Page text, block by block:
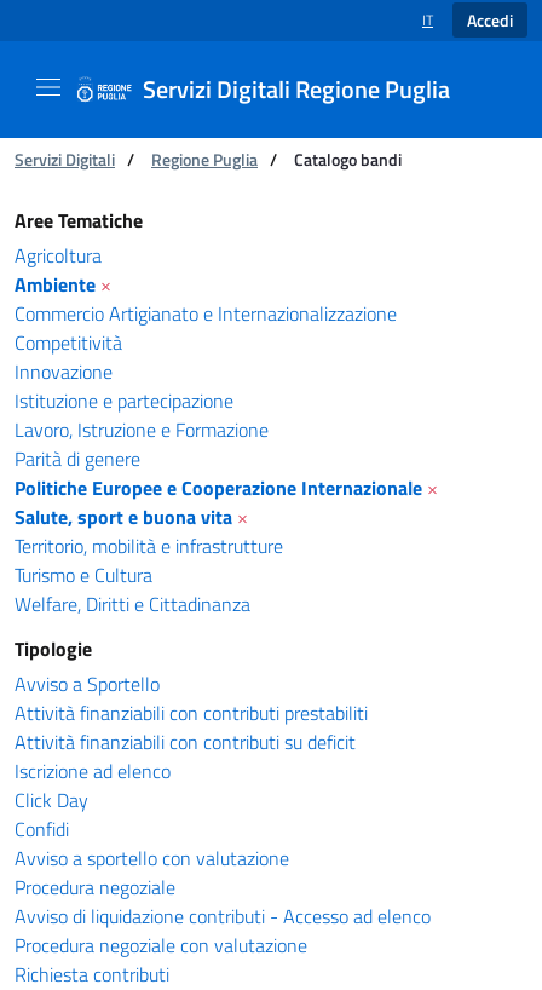
SELEZIONE
IT Accedi
Servizi Digitali Regione Puglia
Ti trovi in:
Servizi Digitali / Regione Puglia / Catalogo bandi
Catalogo bandi - Servizi Digitali Regione
Aree Tematiche
Agricoltura
Ambiente ×
Commercio Artigianato e Internazionalizzazione
Competitività
Innovazione
Istituzione e partecipazione
Lavoro, Istruzione e Formazione
Parità di genere
Politiche Europee e Cooperazione Internazionale ×
Salute, sport e buona vita ×
Territorio, mobilità e infrastrutture
Turismo e Cultura
Welfare, Diritti e Cittadinanza
Tipologie
Avviso a Sportello
Attività finanziabili con contributi prestabiliti
Attività finanziabili con contributi su deficit
Iscrizione ad elenco
Click Day
Confidi
Avviso a sportello con valutazione
Procedura negoziale
Avviso di liquidazione contributi - Accesso ad elenco
Procedura negoziale con valutazione
Richiesta contributi